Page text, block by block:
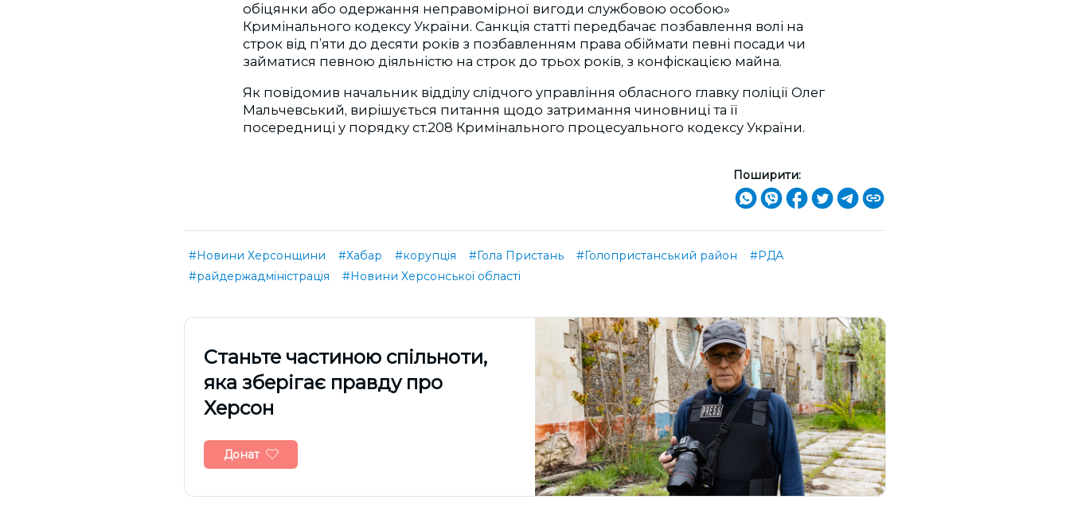
обіцянки або одержання неправомірної вигоди службовою особою»
Кримінального кодексу України. Санкція статті передбачає позбавлення волі на
строк від п’яти до десяти років з позбавленням права обіймати певні посади чи
займатися певною діяльністю на строк до трьох років, з конфіскацією майна.
Як повідомив начальник відділу слідчого управління обласного главку поліції Олег
Мальчевський, вирішується питання щодо затримання чиновниці та її
посередниці у порядку ст.208 Кримінального процесуального кодексу України.
Поширити:
#Новини Херсонщини #Хабар #корупція #Гола Пристань #Голопристанський район
#РДА
#райдержадміністрація
#Новини Херсонської області
Cтаньте частиною спільноти,
яка зберігає правду про
Херсон
Донат